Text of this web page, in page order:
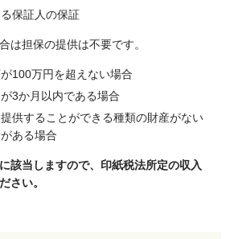
保証人の保証
は担保の提供は不要です。
100万円を超えない場合
3か月以内である場合
提供することができる種類の財産がない
ある場合
該当しますので、印紙税法所定の収入
さい。